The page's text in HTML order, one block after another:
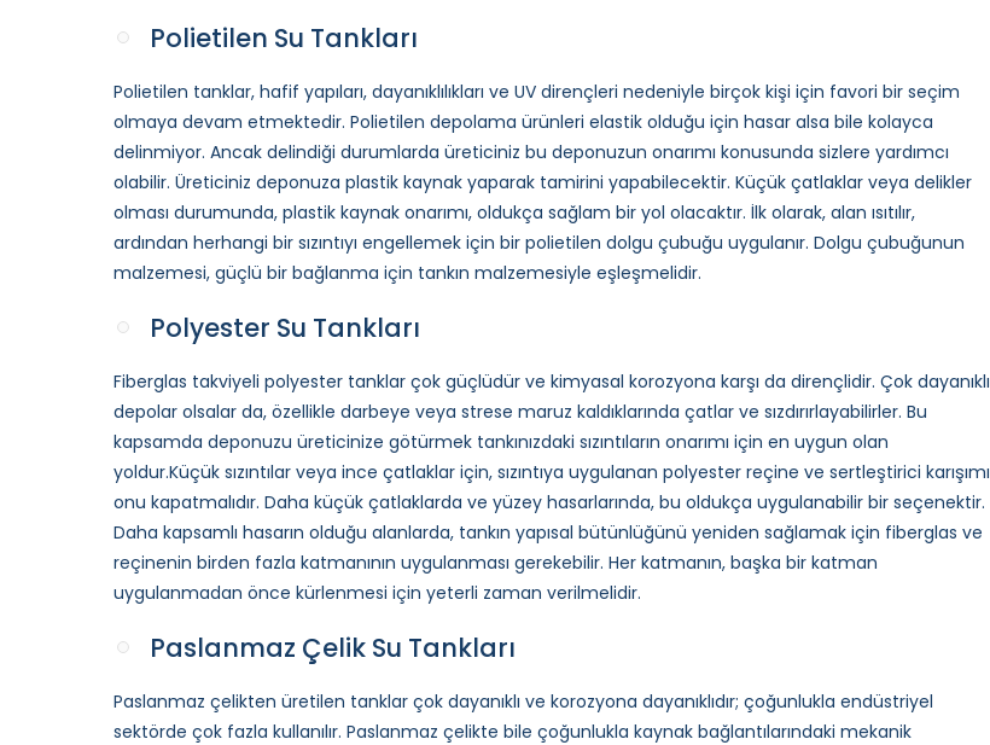
Polietilen Su Tankları
Polietilen tanklar, hafif yapıları, dayanıklılıkları ve UV dirençleri nedeniyle birçok kişi için favori bir seçim
olmaya devam etmektedir. Polietilen depolama ürünleri elastik olduğu için hasar alsa bile kolayca
delinmiyor. Ancak delindiği durumlarda üreticiniz bu deponuzun onarımı konusunda sizlere yardımcı
olabilir. Üreticiniz deponuza plastik kaynak yaparak tamirini yapabilecektir. Küçük çatlaklar veya delikler
olması durumunda, plastik kaynak onarımı, oldukça sağlam bir yol olacaktır. İlk olarak, alan ısıtılır,
ardından herhangi bir sızıntıyı engellemek için bir polietilen dolgu çubuğu uygulanır. Dolgu çubuğunun
malzemesi, güçlü bir bağlanma için tankın malzemesiyle eşleşmelidir.
Polyester Su Tankları
Fiberglas takviyeli polyester tanklar çok güçlüdür ve kimyasal korozyona karşı da dirençlidir. Çok dayanıklı
depolar olsalar da, özellikle darbeye veya strese maruz kaldıklarında çatlar ve sızdırırlayabilirler. Bu
kapsamda deponuzu üreticinize götürmek tankınızdaki sızıntıların onarımı için en uygun olan
yoldur.Küçük sızıntılar veya ince çatlaklar için, sızıntıya uygulanan polyester reçine ve sertleştirici karışımı
onu kapatmalıdır. Daha küçük çatlaklarda ve yüzey hasarlarında, bu oldukça uygulanabilir bir seçenektir.
Daha kapsamlı hasarın olduğu alanlarda, tankın yapısal bütünlüğünü yeniden sağlamak için fiberglas ve
reçinenin birden fazla katmanının uygulanması gerekebilir. Her katmanın, başka bir katman
uygulanmadan önce kürlenmesi için yeterli zaman verilmelidir.
Paslanmaz Çelik Su Tankları
Paslanmaz çelikten üretilen tanklar çok dayanıklı ve korozyona dayanıklıdır; çoğunlukla endüstriyel
sektörde çok fazla kullanılır. Paslanmaz çelikte bile çoğunlukla kaynak bağlantılarındaki mekanik